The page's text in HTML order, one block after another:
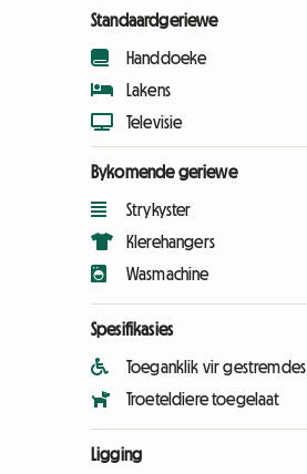
Standaardgeriewe
Handdoeke
Lakens
Televisie
Bykomende geriewe
Strykyster
Klerehangers
Wasmachine
Spesifikasies
Toeganklik vir gestremdes
Troeteldiere toegelaat
Ligging